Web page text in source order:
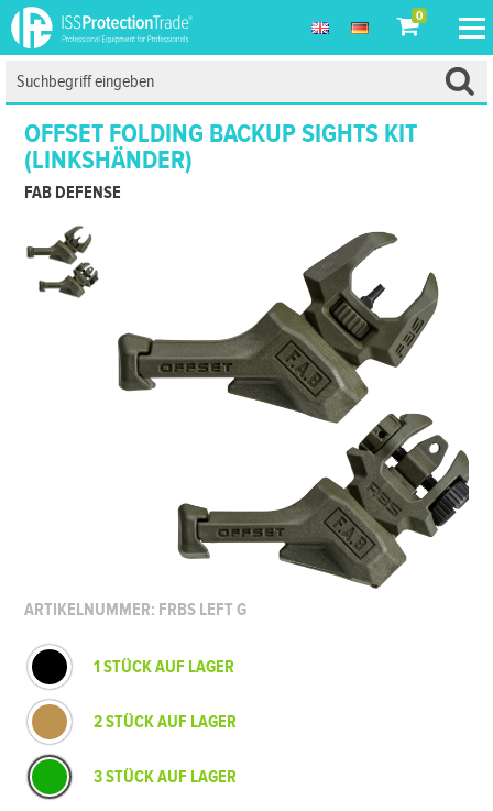
0
OFFSET FOLDING BACKUP SIGHTS KIT
(LINKSHÄNDER)
FAB DEFENSE
ARTIKELNUMMER: FRBS LEFT G
1 STÜCK AUF LAGER
2 STÜCK AUF LAGER
3 STÜCK AUF LAGER